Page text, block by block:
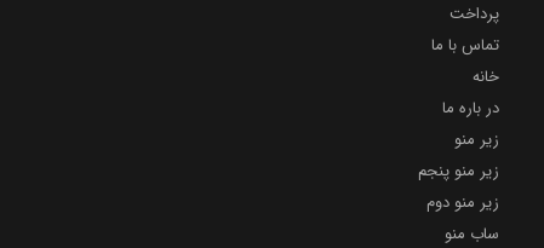
پرداخت
تماس با ما
خانه
در باره ما
زیر منو
زیر منو پنجم
زیر منو دوم
ساب منو